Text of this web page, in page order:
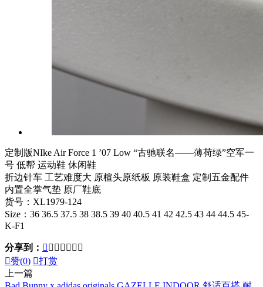
定制版NIke Air Force 1 ’07 Low “古驰联名——薄荷绿”空军一
号 低帮 运动鞋 休闲鞋
折边针车 工艺难度大 原楦头原纸板 原装鞋盒 定制五金配件
内置全掌气垫 原厂鞋底
货号：XL1979-124
Size：36 36.5 37.5 38 38.5 39 40 40.5 41 42 42.5 43 44 44.5 45-
K-F1
分享到：       
赞(0) 打赏
上一篇